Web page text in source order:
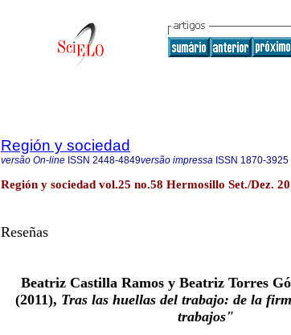
Región y sociedad
versão On-line ISSN 2448-4849versão impressa ISSN 1870-3925
Región y sociedad vol.25 no.58 Hermosillo Set./Dez.
Reseñas
Beatriz Castilla Ramos y Beatriz Torres
(2011), Tras las huellas del trabajo: de la
trabajos"